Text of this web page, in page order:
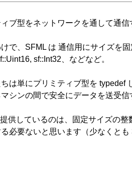
ブ型をネットワークを通して通
で、SFML は 通信用にサイズを
sf::Int32、などなど。
は単にプリミティブ型を typedef
シンの間で安全にデータを送受
供しているのは、固定サイズの
必要ないと思います（少なくと